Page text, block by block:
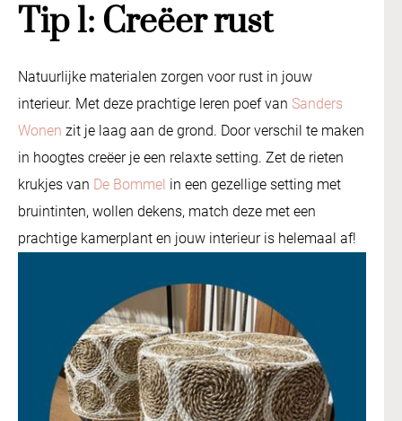
Tip 1: Creëer rust
Natuurlijke materialen zorgen voor rust in jouw
interieur. Met deze prachtige leren poef van Sanders
Wonen zit je laag aan de grond. Door verschil te maken
in hoogtes creëer je een relaxte setting. Zet de rieten
krukjes van De Bommel in een gezellige setting met
bruintinten, wollen dekens, match deze met een
prachtige kamerplant en jouw interieur is helemaal af!